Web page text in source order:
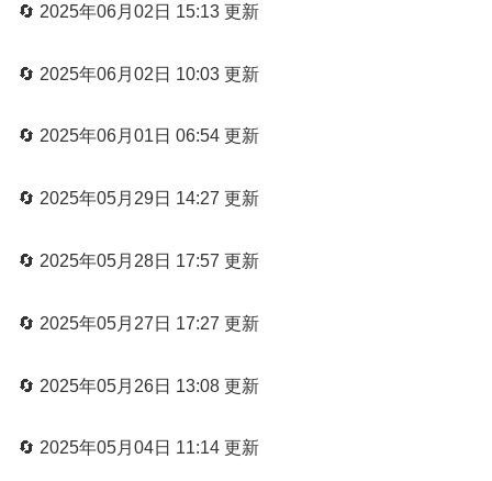
🔄 2025年06月02日 15:13 更新
🔄 2025年06月02日 10:03 更新
🔄 2025年06月01日 06:54 更新
🔄 2025年05月29日 14:27 更新
🔄 2025年05月28日 17:57 更新
🔄 2025年05月27日 17:27 更新
🔄 2025年05月26日 13:08 更新
🔄 2025年05月04日 11:14 更新